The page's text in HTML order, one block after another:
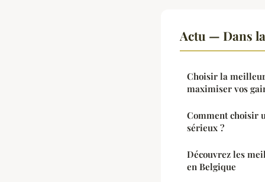
Actu — Dans
Choisir la
maximiser vos
Comment choisir
sérieux ?
Découvrez les
en Belgique